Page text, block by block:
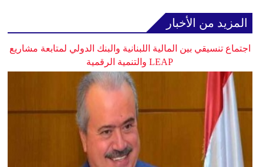
المزيد من الأخبار
اجتماع تنسيقي بين المالية اللبنانية والبنك الدولي لمتابعة مشاريع
LEAP والتنمية الرقمية